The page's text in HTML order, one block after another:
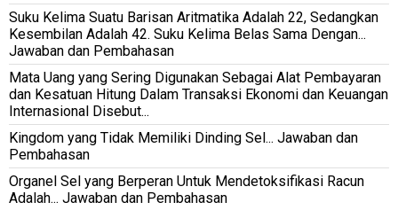
Suku Kelima Suatu Barisan Aritmatika Adalah 22, Sedangkan
Kesembilan Adalah 42. Suku Kelima Belas Sama Dengan...
Jawaban dan Pembahasan
Mata Uang yang Sering Digunakan Sebagai Alat Pembayaran
dan Kesatuan Hitung Dalam Transaksi Ekonomi dan Keuangan
Internasional Disebut...
Kingdom yang Tidak Memiliki Dinding Sel... Jawaban dan
Pembahasan
Organel Sel yang Berperan Untuk Mendetoksifikasi Racun
Adalah... Jawaban dan Pembahasan